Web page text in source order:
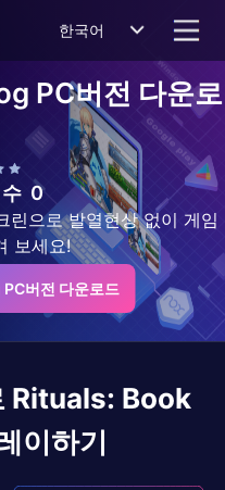
한국어
PC버전 다운로
0
린으로 발열현상 없이 게임
보세요!
버전 다운로드
Rituals: Book
이하기